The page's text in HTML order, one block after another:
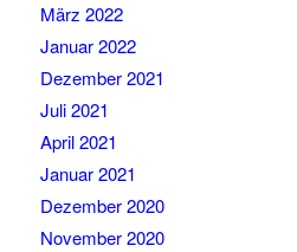
März 2022
Januar 2022
Dezember 2021
Juli 2021
April 2021
Januar 2021
Dezember 2020
November 2020